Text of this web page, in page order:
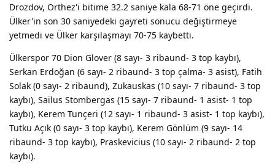
Drozdov, Orthez'i bitime 32.2 saniye kala 68-71 öne geçirdi.
Ülker'in son 30 saniyedeki gayreti sonucu değiştirmeye
yetmedi ve Ülker karşılaşmayı 70-75 kaybetti.
Ülkerspor 70 Dion Glover (8 sayı- 3 ribaund- 3 top kaybı),
Serkan Erdoğan (6 sayı- 2 ribaund- 3 top çalma- 3 asist), Fatih
Solak (0 sayı- 2 ribaund), Zukauskas (10 sayı- 7 ribaund- 3 top
kaybı), Sailus Stombergas (15 sayı- 7 ribaund- 1 asist- 1 top
kaybı), Kerem Tunçeri (12 sayı- 1 ribaund- 3 asist- 1 top kaybı),
Tutku Açık (0 sayı- 3 top kaybı), Kerem Gönlüm (9 sayı- 14
ribaund- 3 top kaybı), Praskevicius (10 sayı- 2 ribaund- 2 top
kaybı).